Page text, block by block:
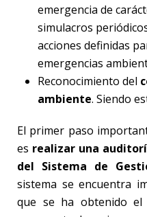
emergencia de
simulacros
acciones definidas
emergencias
Reconocimiento del
ambiente. Siendo
El primer paso
es realizar una
del Sistema de
sistema se encuentra
que se ha obtenido el